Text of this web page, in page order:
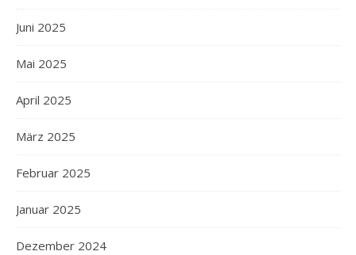
Juni 2025
Mai 2025
April 2025
März 2025
Februar 2025
Januar 2025
Dezember 2024